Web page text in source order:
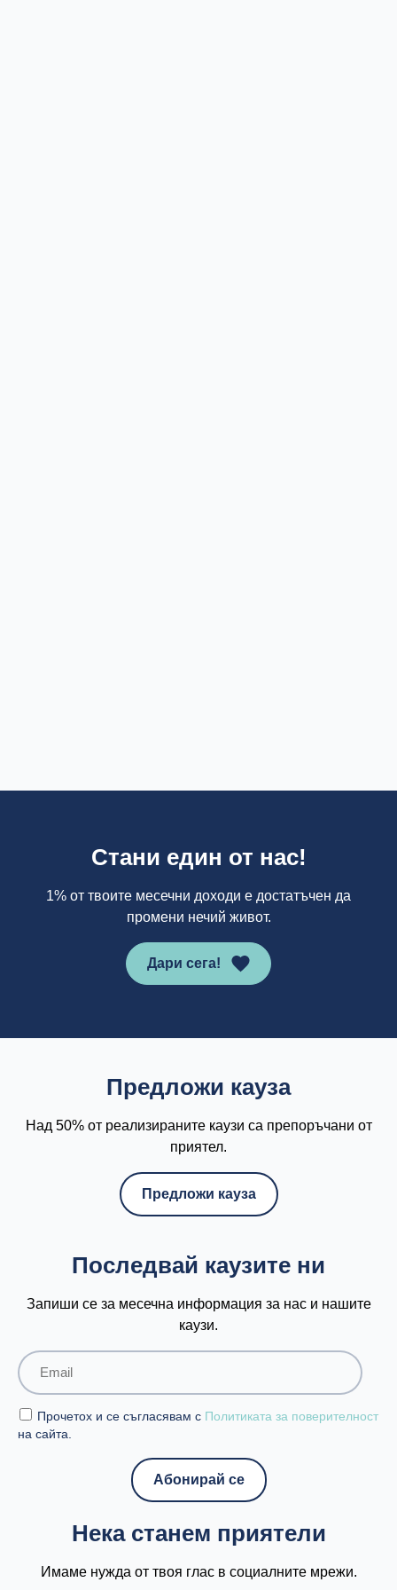
Стани един от нас!
1% от твоите месечни доходи е достатъчен да
промени нечий живот.
Дари сега!
Предложи кауза
Над 50% от реализираните каузи са препоръчани от
приятел.
Предложи кауза
Последвай каузите ни
Запиши се за месечна информация за нас и нашите
каузи.
Прочетох и се съгласявам с Политиката за поверителност
на сайта.
Нека станем приятели
Имаме нужда от твоя глас в социалните мрежи.